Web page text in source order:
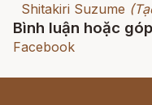
Shitakiri Suzume
Bình luận hoặc
Facebook